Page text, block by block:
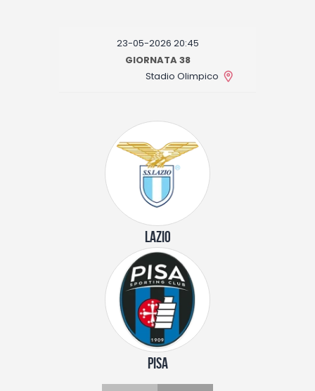
Fantacalcio
I consigli di Giulia
23-05-2026 20:45
GIORNATA 38
Stadio Olimpico
LAZIO
PISA